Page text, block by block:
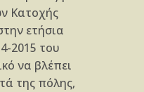
Κατοχής
ετήσια
2015 του
να βλέπει
της πόλης,